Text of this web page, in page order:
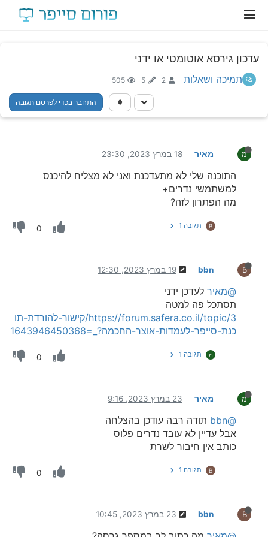
עדכון גירסא אוטומטי או ידני
תמיכה ושאלות 2
5
505
התחבר בכדי לפרסם תגובה
מ מאיר 18 במרץ 2023, 23:30
התוכנה שלי לא מתעדכנת ואני לא מצליח להיכנס
למשתמשי נדרים+
מה הפתרון לזה?
B תגובה 1 0
B
bbn 19 במרץ 2023, 12:30
@מאיר לעדכן ידני
תסתכל פה למטה
https://forum.safera.co.il/topic/3/קישור-להורדת-תו
כנת-סייפר-לעמדות-אוצר-החכמה?_=1643946450368
מ תגובה 1 0
מ מאיר 23 במרץ 2023, 9:16
@bbn
תודה רבה עודכן בהצלחה
אבל עדיין לא עובד נדרים פלוס
כותב אין חיבור לשרת
B תגובה 1 0
B
bbn 23 במרץ 2023, 10:45